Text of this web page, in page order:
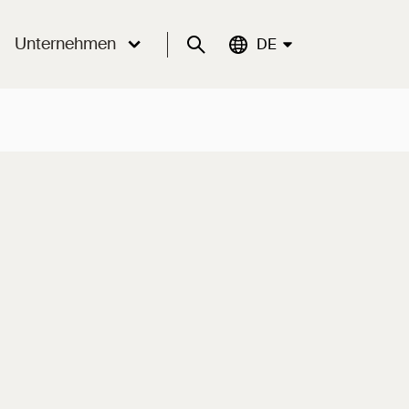
Unternehmen Suche Aktuelle Sprache:
DE